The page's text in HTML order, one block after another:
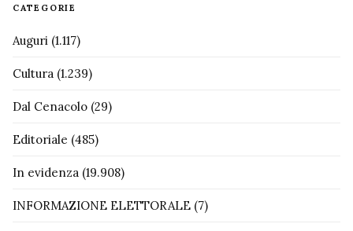
CATEGORIE
Auguri (1.117)
Cultura (1.239)
Dal Cenacolo (29)
Editoriale (485)
In evidenza (19.908)
INFORMAZIONE ELETTORALE (7)